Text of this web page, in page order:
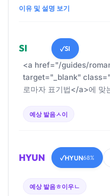
이유 및 설명 보기
SI ✓SI
<a href="/guides/
target="_blank"
로마자 표기법</a>에 맞
예상 발음ㅅ이
HYUN ✓HYUN68%
예상 발음ㅎ이우ㄴ